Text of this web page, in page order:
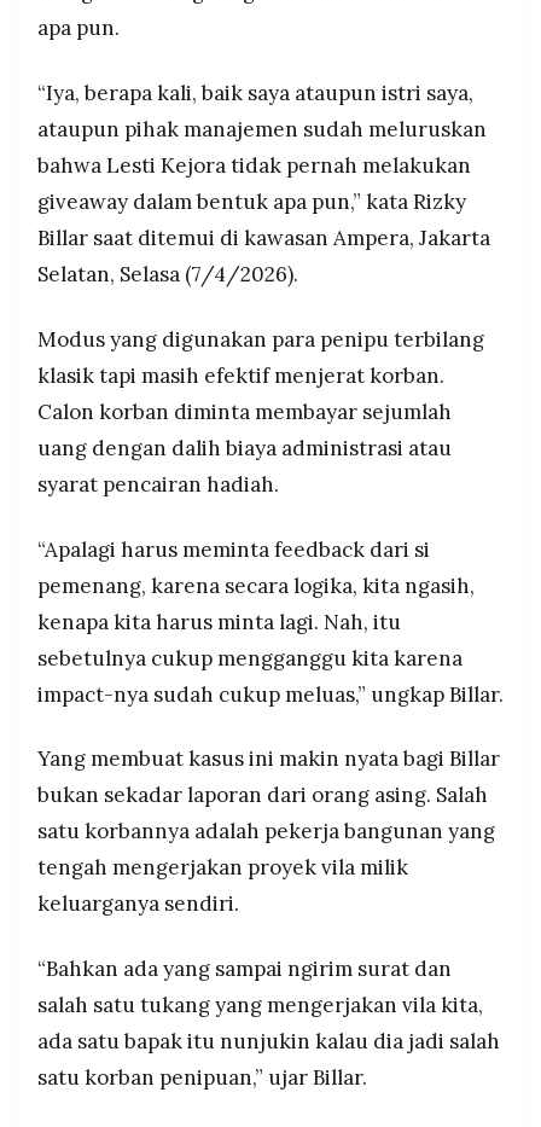
PRAMUDITA
©
Resolusi.co
-
2026
RESOLUSI
PRAMUDITA
Billar memperingatkan publik untuk tidak
mempercayai video berbasis AI yang
generasi muda turut mengedukasi orang tua agar
tidak mudah tertipu modus serupa.
apa pun.
“Iya, berapa kali, baik saya ataupun istri saya,
ataupun pihak manajemen sudah meluruskan
bahwa Lesti Kejora tidak pernah melakukan
giveaway dalam bentuk apa pun,” kata Rizky
Billar saat ditemui di kawasan Ampera, Jakarta
Selatan, Selasa (7/4/2026).
Modus yang digunakan para penipu terbilang
klasik tapi masih efektif menjerat korban.
Calon korban diminta membayar sejumlah
uang dengan dalih biaya administrasi atau
syarat pencairan hadiah.
“Apalagi harus meminta feedback dari si
pemenang, karena secara logika, kita ngasih,
kenapa kita harus minta lagi. Nah, itu
sebetulnya cukup mengganggu kita karena
impact-nya sudah cukup meluas,” ungkap Billar.
Yang membuat kasus ini makin nyata bagi Billar
bukan sekadar laporan dari orang asing. Salah
satu korbannya adalah pekerja bangunan yang
tengah mengerjakan proyek vila milik
keluarganya sendiri.
“Bahkan ada yang sampai ngirim surat dan
salah satu tukang yang mengerjakan vila kita,
ada satu bapak itu nunjukin kalau dia jadi salah
satu korban penipuan,” ujar Billar.